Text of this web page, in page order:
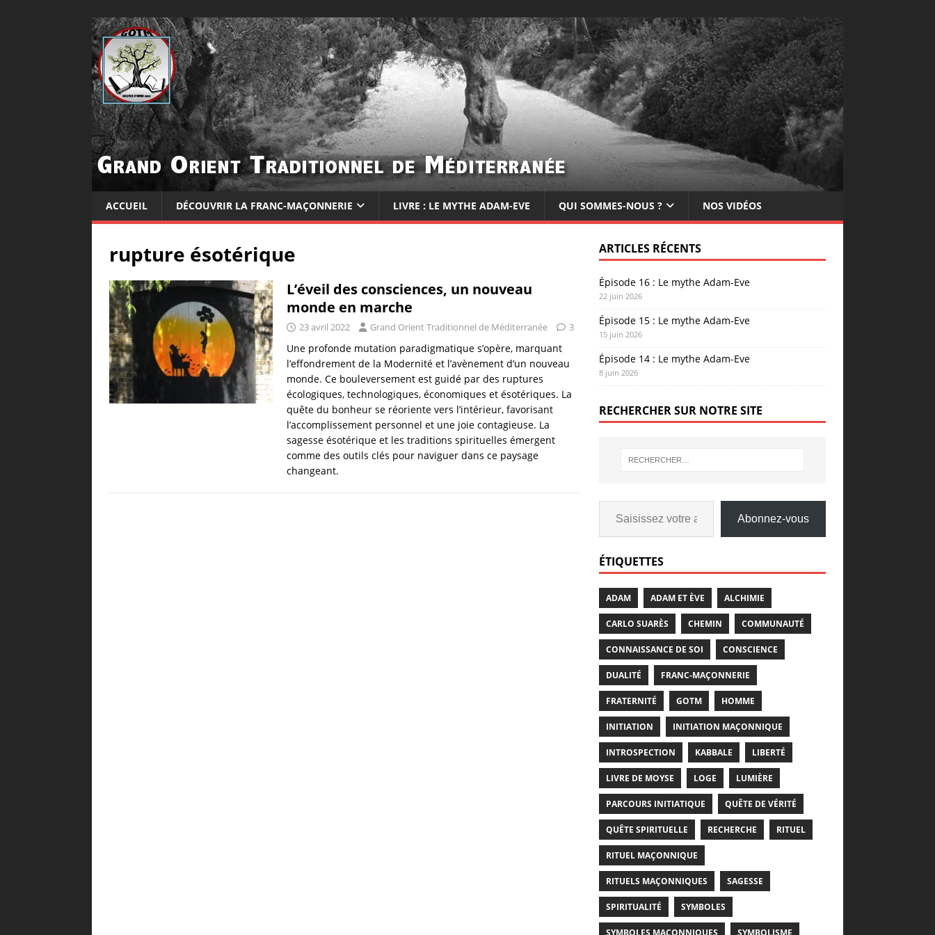
ACCUEIL DÉCOUVRIR LA FRANC-MAÇONNERIE LIVRE : LE MYTHE ADAM-EVE QUI SOMMES-NOUS ? NOS VIDÉOS
rupture ésotérique
L’éveil des consciences, un nouveau
monde en marche
23 avril 2022 Grand Orient Traditionnel de Méditerranée 3
Une profonde mutation paradigmatique s’opère, marquant
l’effondrement de la Modernité et l’avènement d’un nouveau
monde. Ce bouleversement est guidé par des ruptures
écologiques, technologiques, économiques et ésotériques. La
quête du bonheur se réoriente vers l’intérieur, favorisant
l’accomplissement personnel et une joie contagieuse. La
sagesse ésotérique et les traditions spirituelles émergent
comme des outils clés pour naviguer dans ce paysage
changeant.
ARTICLES RÉCENTS
Épisode 16 : Le mythe Adam-Eve
22 juin 2026
Épisode 15 : Le mythe Adam-Eve
15 juin 2026
Épisode 14 : Le mythe Adam-Eve
8 juin 2026
RECHERCHER SUR NOTRE SITE
Abonnez-vous
ÉTIQUETTES
ADAM ADAM ET ÈVE ALCHIMIE
CARLO SUARÈS CHEMIN COMMUNAUTÉ
CONNAISSANCE DE SOI CONSCIENCE
DUALITÉ FRANC-MAÇONNERIE
FRATERNITÉ GOTM HOMME
INITIATION INITIATION MAÇONNIQUE
INTROSPECTION KABBALE LIBERTÉ
LIVRE DE MOYSE LOGE LUMIÈRE
PARCOURS INITIATIQUE QUÊTE DE VÉRITÉ
QUÊTE SPIRITUELLE RECHERCHE RITUEL
RITUEL MAÇONNIQUE
RITUELS MAÇONNIQUES SAGESSE
SPIRITUALITÉ SYMBOLES
SYMBOLES MAÇONNIQUES SYMBOLISME